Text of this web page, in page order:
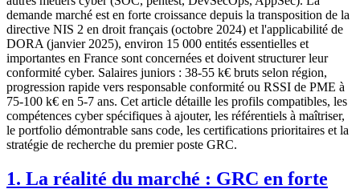
demande marché est en forte croissance depuis la transposition de la
directive NIS 2 en droit français (octobre 2024) et l'applicabilité de
DORA (janvier 2025), environ 15 000 entités essentielles et
importantes en France sont concernées et doivent structurer leur
conformité cyber. Salaires juniors : 38-55 k€ bruts selon région,
progression rapide vers responsable conformité ou RSSI de PME à
75-100 k€ en 5-7 ans. Cet article détaille les profils compatibles, les
compétences cyber spécifiques à ajouter, les référentiels à maîtriser,
le portfolio démontrable sans code, les certifications prioritaires et la
stratégie de recherche du premier poste GRC.
1. La réalité du marché : GRC en forte